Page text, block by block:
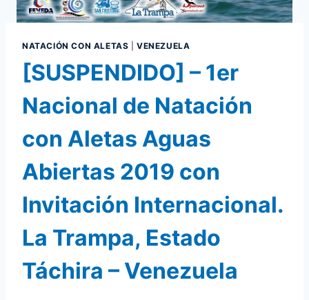
NATACIÓN CON ALETAS |VENEZUELA
[SUSPENDIDO] – 1er
Nacional de Natación
con Aletas Aguas
Abiertas 2019 con
Invitación Internacional.
La Trampa, Estado
Táchira – Venezuela